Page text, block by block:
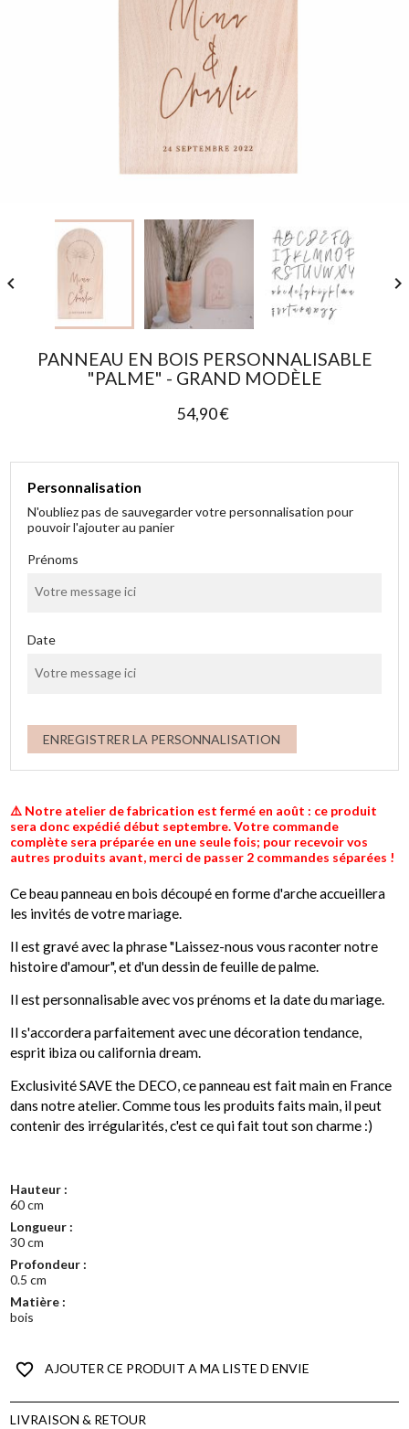
 
PANNEAU EN BOIS PERSONNALISABLE
"PALME" - GRAND MODÈLE
54,90 €
Personnalisation
N'oubliez pas de sauvegarder votre personnalisation pour
pouvoir l'ajouter au panier
Prénoms
Date
ENREGISTRER LA PERSONNALISATION
⚠️ Notre atelier de fabrication est fermé en août : ce produit
sera donc expédié début septembre. Votre commande
complète sera préparée en une seule fois; pour recevoir vos
autres produits avant, merci de passer 2 commandes séparées !
Ce beau panneau en bois découpé en forme d'arche accueillera
les invités de votre mariage.
Il est gravé avec la phrase "Laissez-nous vous raconter notre
histoire d'amour", et d'un dessin de feuille de palme.
Il est personnalisable avec vos prénoms et la date du mariage.
Il s'accordera parfaitement avec une décoration tendance,
esprit ibiza ou california dream.
Exclusivité SAVE the DECO, ce panneau est fait main en France
dans notre atelier. Comme tous les produits faits main, il peut
contenir des irrégularités, c'est ce qui fait tout son charme :)
Hauteur :
60 cm
Longueur :
30 cm
Profondeur :
0.5 cm
Matière :
bois
favorite_border AJOUTER CE PRODUIT A MA LISTE D ENVIE
LIVRAISON & RETOUR